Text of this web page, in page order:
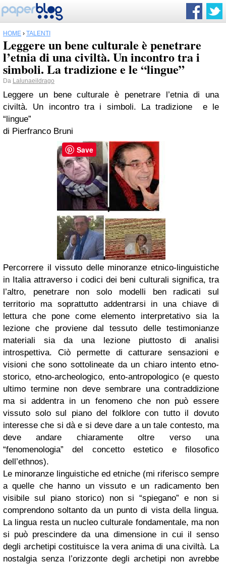
HOME › TALENTI
Leggere un bene culturale è penetrare
l’etnia di una civiltà. Un incontro tra i
simboli. La tradizione e le “lingue”
Da Lalunaeildrago
Leggere un bene culturale è penetrare l’etnia di una
civiltà.
Un incontro tra i simboli. La tradizione e le
“lingue”
di Pierfranco Bruni
Percorrere il vissuto delle minoranze etnico-linguistiche
in Italia attraverso i codici dei beni culturali significa, tra
l’altro, penetrare non solo modelli ben radicati sul
territorio ma soprattutto addentrarsi in una chiave di
lettura che pone come elemento interpretativo sia la
lezione che proviene dal tessuto delle testimonianze
materiali sia da una lezione piuttosto di analisi
introspettiva.
Ciò permette di catturare sensazioni e
visioni che sono sottolineate da un chiaro intento etno-
storico, etno-archeologico, ento-antropologico (e questo
ultimo termine non deve sembrare una contraddizione
ma si addentra in un fenomeno che non può essere
vissuto solo sul piano del folklore con tutto il dovuto
interesse che si dà e si deve dare a un tale contesto, ma
deve andare chiaramente oltre verso una
“fenomenologia” del concetto estetico e filosofico
dell’ethnos).
Le minoranze linguistiche ed etniche (mi riferisco sempre
a quelle che hanno un vissuto e un radicamento ben
visibile sul piano storico) non si “spiegano” e non si
comprendono soltanto da un punto di vista della lingua.
La lingua resta un nucleo culturale fondamentale, ma non
si può prescindere da una dimensione in cui il senso
degli archetipi costituisce la vera anima di una civiltà. La
nostalgia senza l’orizzonte degli archetipi non avrebbe
Save